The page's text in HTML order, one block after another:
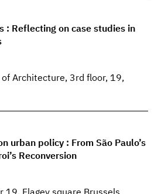
: Reflecting on case studies in
of Architecture, 3rd floor, 19,
urban policy : From São Paulo’s
Reconversion